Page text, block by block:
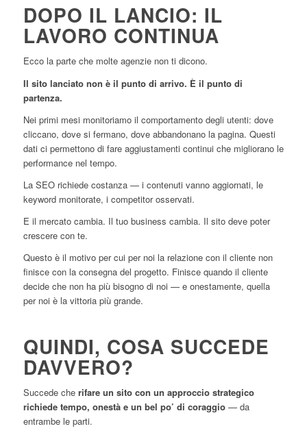
DOPO IL LANCIO: IL
LAVORO CONTINUA
Ecco la parte che molte agenzie non ti dicono.
Il sito lanciato non è il punto di arrivo. È il punto di
partenza.
Nei primi mesi monitoriamo il comportamento degli utenti: dove
cliccano, dove si fermano, dove abbandonano la pagina. Questi
dati ci permettono di fare aggiustamenti continui che migliorano le
performance nel tempo.
La SEO richiede costanza — i contenuti vanno aggiornati, le
keyword monitorate, i competitor osservati.
E il mercato cambia. Il tuo business cambia. Il sito deve poter
crescere con te.
Questo è il motivo per cui per noi la relazione con il cliente non
finisce con la consegna del progetto. Finisce quando il cliente
decide che non ha più bisogno di noi — e onestamente, quella
per noi è la vittoria più grande.
QUINDI, COSA SUCCEDE
DAVVERO?
Succede che rifare un sito con un approccio strategico
richiede tempo, onestà e un bel po’ di coraggio— da
entrambe le parti.